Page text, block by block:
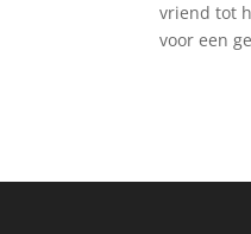
vriend tot
voor een